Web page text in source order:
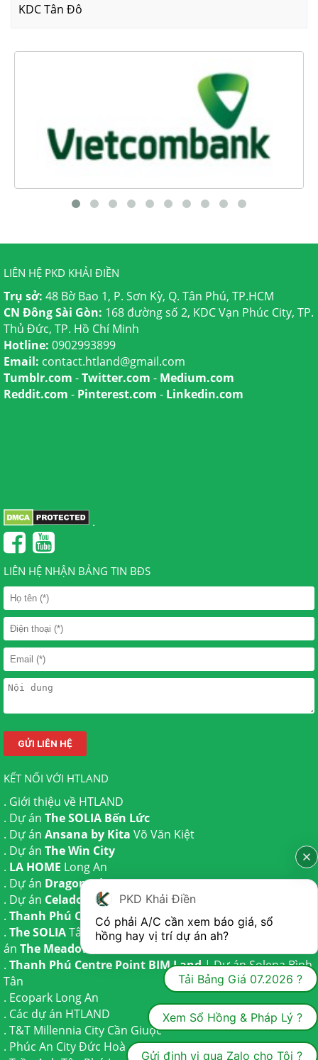
KDC Tân Đô
LIÊN HỆ PKD KHẢI ĐIỀN
Trụ sở: 48 Bờ Bao 1, P. Sơn Kỳ, Q. Tân Phú, TP.HCM
CN Đông Sài Gòn: 168 đường số 2, KDC Vạn Phúc City, TP.
Thủ Đức, TP. Hồ Chí Minh
Hotline: 0902993899
Email: contact.htland@gmail.com
Tumblr.com -Twitter.com - Medium.com
Reddit.com - Pinterest.com - Linkedin.com
.
LIÊN HỆ NHẬN BẢNG TIN BĐS
KẾT NỐI VỚI HTLAND
. Giới thiệu về HTLAND
. Dự án The SOLIA Bến Lức
. Dự án Ansana by Kita Võ Văn Kiệt
. Dự án The Win City
. LA HOME Long An
. Dự án Dragon Eden Long An
. Dự án Celadon City
Tân Phú
. Thanh Phú Centre PointBến Lức
. The SOLIATây Ninh | Dự ánThe AGULATrần Anh và Dự
án The Meadow
. Thanh Phú Centre Point BIM Land| Dự ánSolena Bình
Tân
. Ecopark Long An
. Các dự án HTLAND
. T&T Millennia City Cần Giuộc
. Phúc An CityĐức Hoà
PKD Khải Điền
Có phải A/C cần xem báo giá, sổ
hồng hay vị trí dự án ah?
Tải Bảng Giá 07.2026 ?
Xem Sổ Hồng & Pháp Lý ?
Gửi định vị qua Zalo cho Tôi ?